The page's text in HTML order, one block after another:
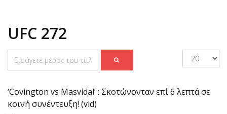
UFC 272
‘Covington vs Masvidal’ : Σκοτώνονταν επί 6 λεπτά σε
κοινή συνέντευξη! (vid)